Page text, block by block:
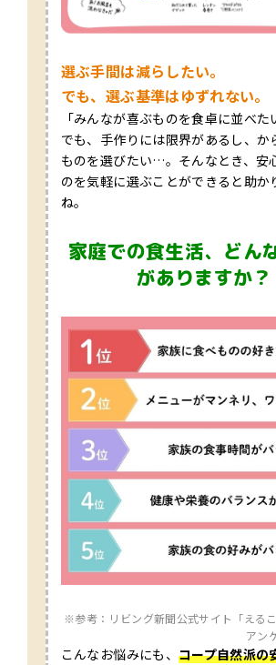
選ぶ手間は減らしたい。
でも、選ぶ基準はゆずれない。
「みんなが喜ぶものを食卓に並べた
でも、手作りには限界があるし、か
ものを選びたい…。そんなとき、安
のを気軽に選ぶことができると助か
ね。
家庭での食生活、どん
がありますか？
※参考：リビング新聞公式サイト「える
アン
こんなお悩みにも、 コープ自然派の